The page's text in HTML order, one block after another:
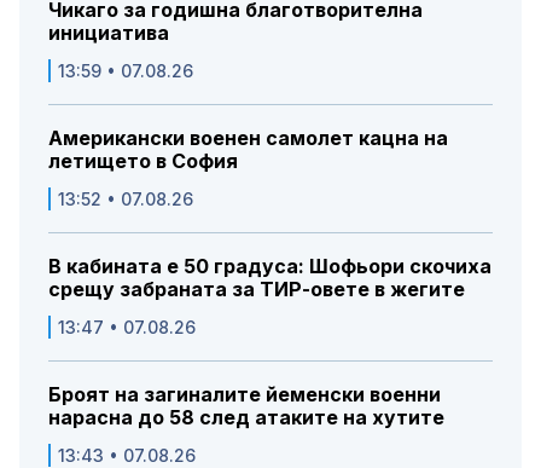
Чикаго за годишна благотворителна
инициатива
13:59 • 07.08.26
Американски военен самолет кацна на
летището в София
13:52 • 07.08.26
В кабината е 50 градуса: Шофьори скочиха
срещу забраната за ТИР-овете в жегите
13:47 • 07.08.26
Броят на загиналите йеменски военни
нарасна до 58 след атаките на хутите
13:43 • 07.08.26